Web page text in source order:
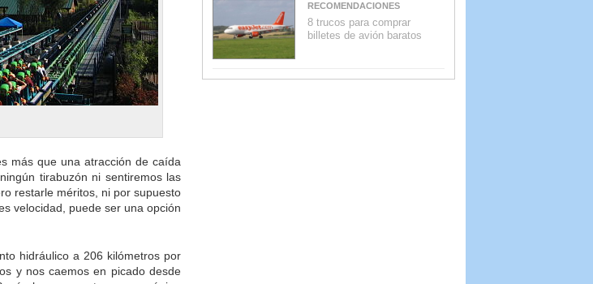
más que una atracción de caída
tirabuzón ni sentiremos las
restarle méritos, ni por supuesto
velocidad, puede ser una opción
hidráulico a 206 kilómetros por
y nos caemos en picado desde
RECOMENDACIONES
8 trucos para comprar
billetes de avión baratos